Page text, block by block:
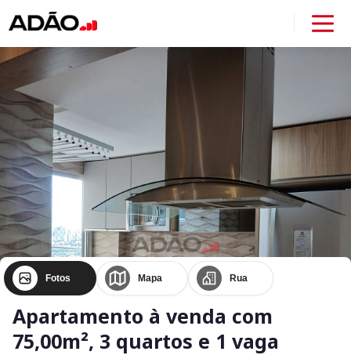
Fotos Mapa Rua
Apartamento à venda com
75,00m², 3 quartos e 1 vaga